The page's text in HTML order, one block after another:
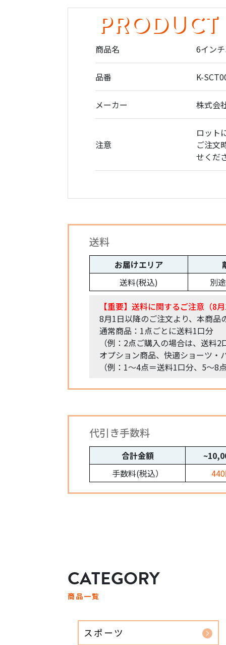
PRODUCT
商品名 6イン
品番 K-
メーカー 株式会
注意
ロット
ご注文
せくだ
送料
お届けエリア
送料(税込)
別
【重要】送料に関するご注意（8
8月1日以降のご注文より、本商品
通常商品：1点ごとに送料1口分
（例：2点ご購入の場合は、送料
オプション商品、快適ショーツ・
（例：1〜4点＝送料1口分、5〜8
代引き手数料
合計金額
手数料(税込）
CATEGORY
商品一覧
スポーツ